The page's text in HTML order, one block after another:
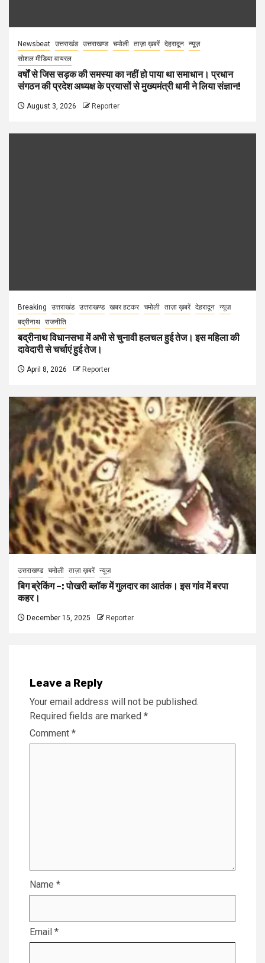
Newsbeat उत्तराखंड उत्तराखण्ड चमोली ताज़ा ख़बरें देहरादून न्यूज़
सोशल मीडिया वायरल
वर्षों से जिस सड़क की समस्या का नहीं हो पाया था समाधान। प्रधान
संगठन की प्रदेश अध्यक्ष के प्रयासों से मुख्यमंत्री धामी ने लिया संज्ञान!
August 3, 2026 Reporter
Breaking उत्तराखंड उत्तराखण्ड खबर हटकर चमोली ताज़ा ख़बरें देहरादून न्यूज़
बद्रीनाथ राजनीति
बद्रीनाथ विधानसभा में अभी से चुनावी हलचल हुई तेज। इस महिला की
दावेदारी से चर्चाएं हुई तेज।
April 8, 2026 Reporter
उत्तराखण्ड चमोली ताज़ा ख़बरें न्यूज़
बिग ब्रेकिंग –: पोखरी ब्लॉक में गुलदार का आतंक। इस गांव में बरपा
कहर।
December 15, 2025 Reporter
Leave a Reply
Your email address will not be published.
Required fields are marked *
Comment *
Name *
Email *